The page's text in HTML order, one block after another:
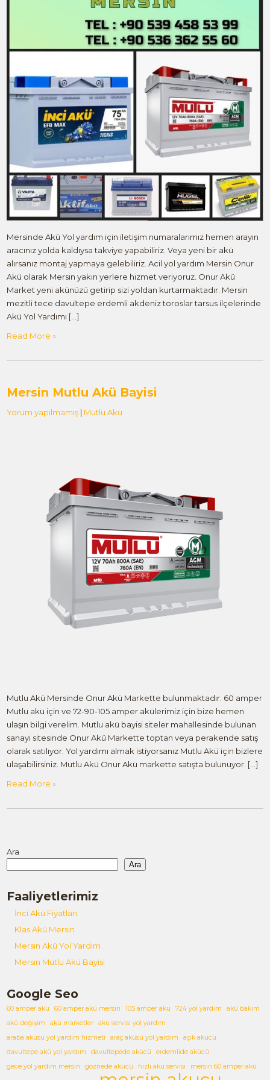
Mersinde Akü Yol yardım için iletişim numaralarımız hemen arayın
aracınız yolda kaldıysa takviye yapabiliriz. Veya yeni bir akü
alırsanız montaj yapmaya gelebiliriz. Acil yol yardım Mersin Onur
Akü olarak Mersin yakın yerlere hizmet veriyoruz. Onur Akü
Market yeni akünüzü getirip sizi yoldan kurtarmaktadır. Mersin
mezitli tece davultepe erdemli akdeniz toroslar tarsus ilçelerinde
Akü Yol Yardımı […]
Read More »
Mersin Mutlu Akü Bayisi
Yorum yapılmamış | Mutlu Akü
Mutlu Akü Mersinde Onur Akü Markette bulunmaktadır. 60 amper
Mutlu akü için ve 72-90-105 amper akülerimiz için bize hemen
ulaşın bilgi verelim. Mutlu akü bayisi siteler mahallesinde bulunan
sanayi sitesinde Onur Akü Markette toptan veya perakende satış
olarak satılıyor. Yol yardımı almak istiyorsanız Mutlu Akü için bizlere
ulaşabilirsiniz. Mutlu Akü Onur Akü markette satışta bulunuyor. […]
Read More »
Ara
Ara
Faaliyetlerimiz
İnci Akü Fiyatları
Klas Akü Mersin
Mersin Akü Yol Yardım
Mersin Mutlu Akü Bayisi
Google Seo
60 amper akü 60 amper akü mersin 105 amper akü 724 yol yardım
akü bakım
akü değişim
akü marketler
akü servisi yol yardım
araba aküsü yol yardım hizmeti
araç aküsü yol yardım
açık akücü
davultepe akü yol yardım
davultepede akücü
erdemlide akücü
gece yol yardım mersin
göznede akücü hızlı akü servisi mersin 60 amper akü